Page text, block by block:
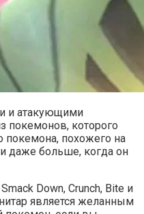
и атакующими
покемонов, которого
покемона, похожего на
даже больше, когда он
Down, Crunch, Bite и
является желанным